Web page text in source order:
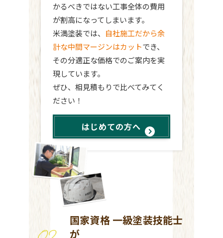
かるべきではない工事全体の費用
が割高になってしまいます。
米満塗装では、 自社施工だから余
計な中間マージンはカットでき、
その分適正な価格でのご案内を実
現しています。
ぜひ、相見積もりで比べてみてく
ださい！
はじめての方へ
国家資格 一級塗装技能士
が